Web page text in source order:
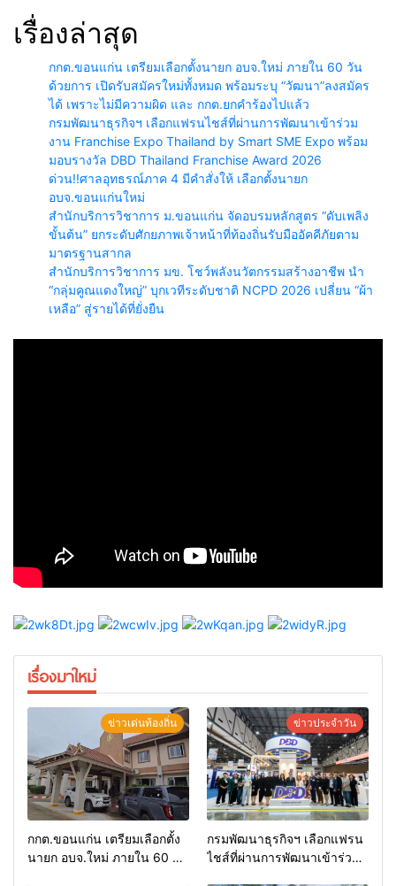
เรื่องล่าสุด
กกต.ขอนแก่น เตรียมเลือกตั้งนายก อบจ.ใหม่ ภายใน 60 วัน
ด้วยการ เปิดรับสมัครใหม่ทั้งหมด พร้อมระบุ “วัฒนา”ลงสมัคร
ได้ เพราะไม่มีความผิด และ กกต.ยกคำร้องไปแล้ว
กรมพัฒนาธุรกิจฯ เลือกแฟรนไชส์ที่ผ่านการพัฒนาเข้าร่วม
งาน Franchise Expo Thailand by Smart SME Expo พร้อม
มอบรางวัล DBD Thailand Franchise Award 2026
ด่วน!!ศาลอุทธรณ์ภาค 4 มีคำสั่งให้ เลือกตั้งนายก
อบจ.ขอนแก่นใหม่
สำนักบริการวิชาการ ม.ขอนแก่น จัดอบรมหลักสูตร “ดับเพลิง
ขั้นต้น” ยกระดับศักยภาพเจ้าหน้าที่ท้องถิ่นรับมืออัคคีภัยตาม
มาตรฐานสากล
สำนักบริการวิชาการ มข. โชว์พลังนวัตกรรมสร้างอาชีพ นำ
“กลุ่มคูณแดงใหญ่” บุกเวทีระดับชาติ NCPD 2026 เปลี่ยน “ผ้า
เหลือ” สู่รายได้ที่ยั่งยืน
เรื่องมาใหม่
ข่าวเด่นท้องถิ่น
กกต.ขอนแก่น เตรียมเลือกตั้ง
นายก อบจ.ใหม่ ภายใน 60 วัน
ข่าวประจำวัน
กรมพัฒนาธุรกิจฯ เลือกแฟรน
ไชส์ที่ผ่านการพัฒนาเข้าร่วม